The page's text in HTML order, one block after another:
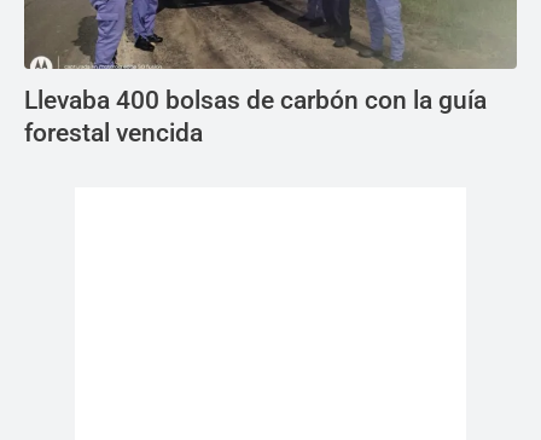
Llevaba 400 bolsas de carbón con la guía
forestal vencida